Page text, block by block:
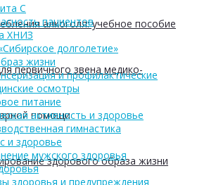
алкоголя: учебное пособие
первичного звена медико-
помощи
здорового образа жизни
С
пациентов
ХНИЗ
долголетие»
жизни
и профилактические
осмотры
питание
активность и здоровье
гимнастика
и здоровье
мужского здоровья
здоровья и предупреждения